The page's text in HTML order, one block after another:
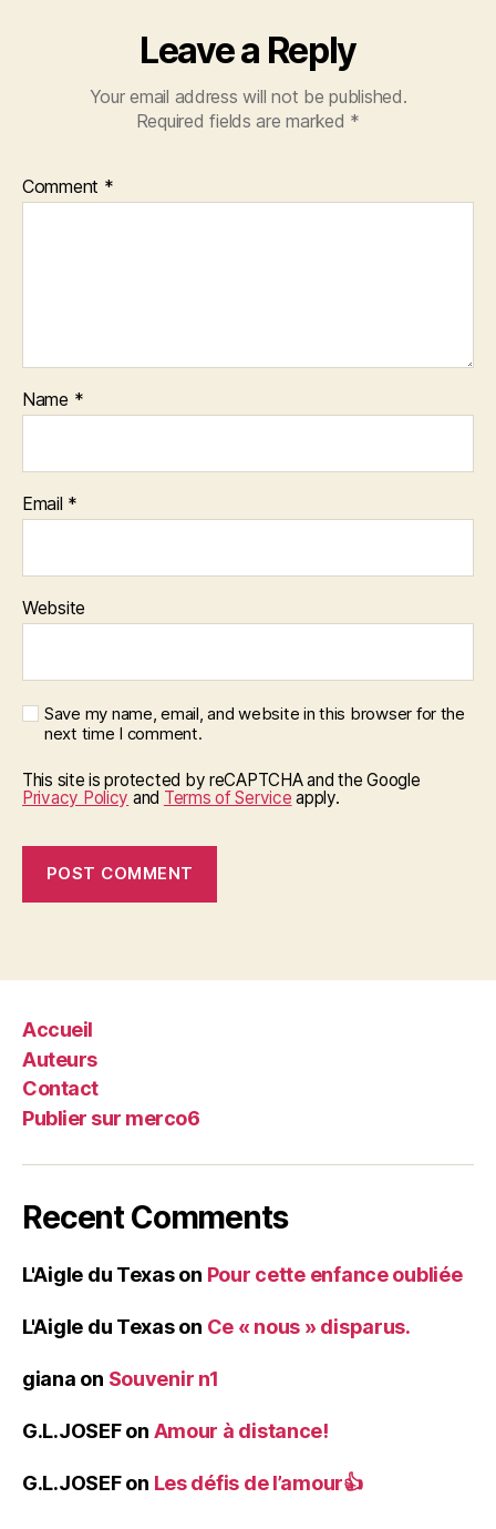
Leave a Reply
Your email address will not be published.
Required fields are marked *
Comment *
Name *
Email *
Website
Save my name, email, and website in this browser for the
next time I comment.
This site is protected by reCAPTCHA and the Google
Privacy Policy and Terms of Service apply.
Accueil
Auteurs
Contact
Publier sur merco6
Recent Comments
L'Aigle du Texason Pour cette enfance oubliée
L'Aigle du Texason Ce « nous » disparus.
giana on Souvenir n1
G.L.JOSEFon Amour à distance!
G.L.JOSEFon Les défis de l’amour👍